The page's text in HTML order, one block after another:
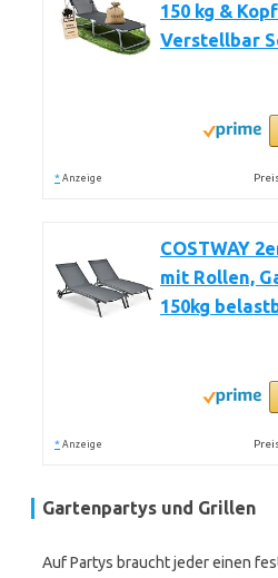
150 kg &
Verstellbar
* Anzeige
COSTWAY
mit Rollen,
150kg
* Anzeige
Gartenpartys und Grillen
Auf Partys braucht jeder einen